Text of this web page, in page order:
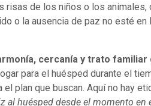
de los niños o los animales,
o la ausencia de paz no esté
cercanía y trato familiar
para el huésped durante el
plan que buscan. Aquí no hay
al huésped desde el momento en